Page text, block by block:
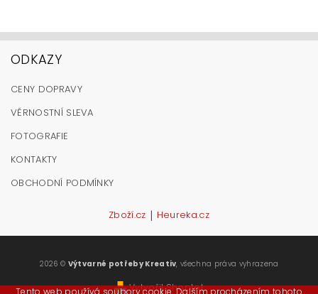
ODKAZY
CENY DOPRAVY
VĚRNOSTNÍ SLEVA
FOTOGRAFIE
KONTAKTY
OBCHODNÍ PODMÍNKY
Zboží.cz | Heureka.cz
2026 © Výtvarné potřeby Kreativ, všechna práva vyhrazena
Vytvořil Shoptet